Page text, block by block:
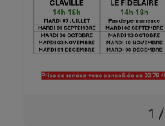
1 /